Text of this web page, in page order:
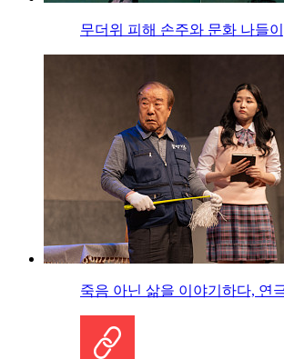
무더위 피해 손주와 문화 나들
죽음 아닌 삶을 이야기하다, 연